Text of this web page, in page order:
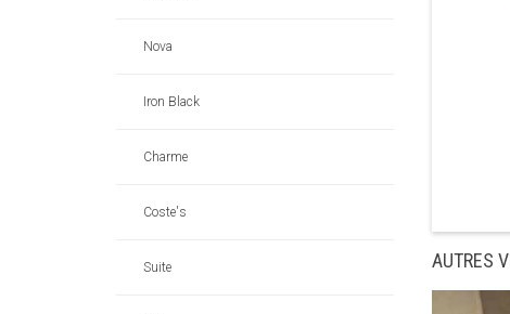
Nova
Iron Black
Charme
Coste's
Suite AUTRES